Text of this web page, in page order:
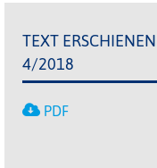
TEXT
4/2018
PDF